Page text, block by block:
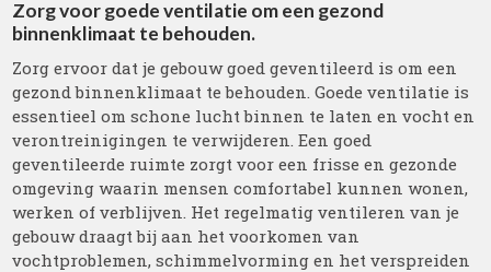
Zorg voor goede ventilatie om een gezond
binnenklimaat te behouden.
Zorg ervoor dat je gebouw goed geventileerd is om een
gezond binnenklimaat te behouden. Goede ventilatie is
essentieel om schone lucht binnen te laten en vocht en
verontreinigingen te verwijderen. Een goed
geventileerde ruimte zorgt voor een frisse en gezonde
omgeving waarin mensen comfortabel kunnen wonen,
werken of verblijven. Het regelmatig ventileren van je
gebouw draagt bij aan het voorkomen van
vochtproblemen, schimmelvorming en het verspreiden